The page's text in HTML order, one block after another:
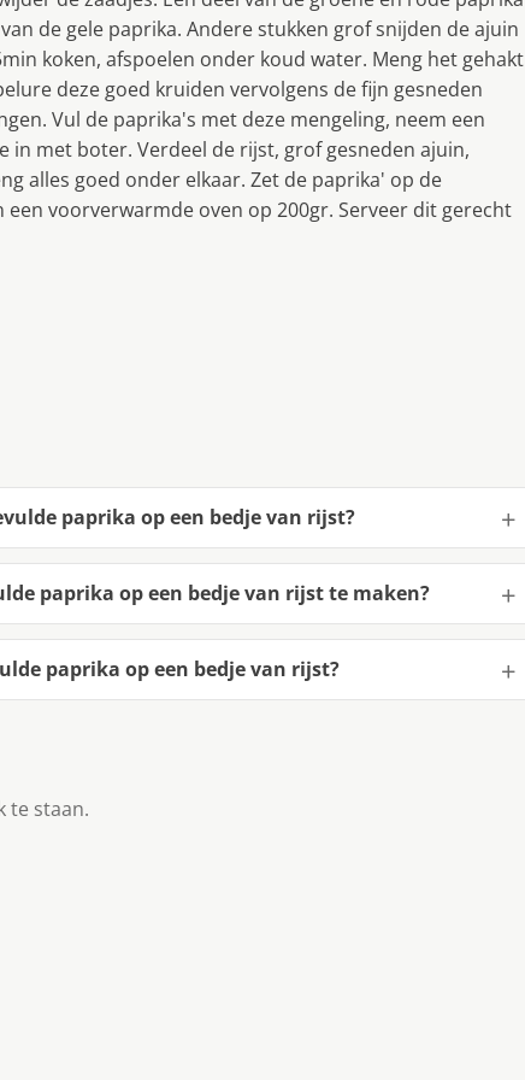
de gele paprika. Andere stukken grof snijden de ajuin
koken, afspoelen onder koud water. Meng het gehakt
deze goed kruiden vervolgens de fijn gesneden
Vul de paprika's met deze mengeling, neem een
in met boter. Verdeel de rijst, grof gesneden ajuin,
alles goed onder elkaar. Zet de paprika' op de
voorverwarmde oven op 200gr. Serveer dit gerecht
paprika op een bedje van rijst?
paprika op een bedje van rijst te maken?
paprika op een bedje van rijst?
te staan.